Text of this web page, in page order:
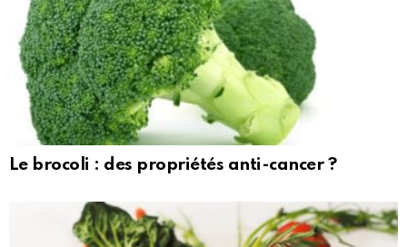
Le brocoli : des propriétés anti-cancer ?